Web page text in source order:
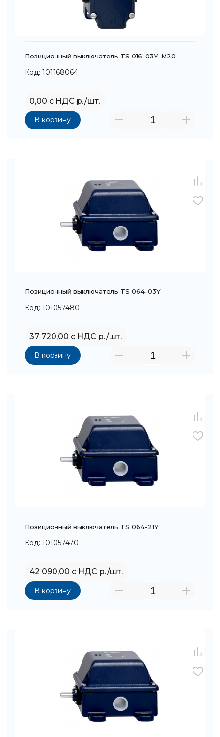
Позиционный выключатель TS 016-03Y-M20
Код: 101168064
0,00 с НДС р./шт.
В корзину
Позиционный выключатель TS 064-03Y
Код: 101057480
37 720,00 с НДС р./шт.
В корзину
Позиционный выключатель TS 064-21Y
Код: 101057470
42 090,00 с НДС р./шт.
В корзину